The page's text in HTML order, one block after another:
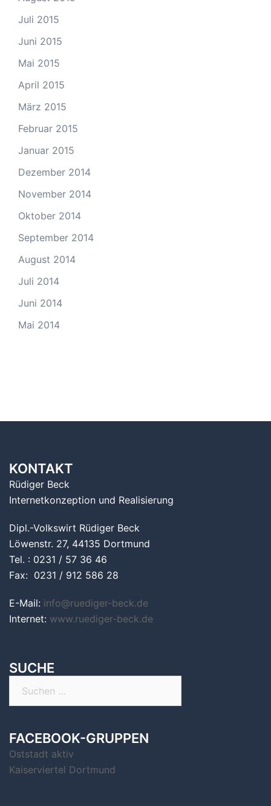
Juli 2015
Juni 2015
Mai 2015
April 2015
März 2015
Februar 2015
Januar 2015
Dezember 2014
November 2014
Oktober 2014
September 2014
August 2014
Juli 2014
Juni 2014
Mai 2014
KONTAKT
Rüdiger Beck
Internetkonzeption und Realisierung
Dipl.-Volkswirt Rüdiger Beck
Löwenstr. 27, 44135 Dortmund
Tel. : 0231 / 57 36 46
Fax: 0231 / 912 586 28
E-Mail: info@ruediger-beck.de
Internet: www.ruediger-beck.de
SUCHE
FACEBOOK-GRUPPEN
Oststadt aktiv
Kaiserviertel Dortmund